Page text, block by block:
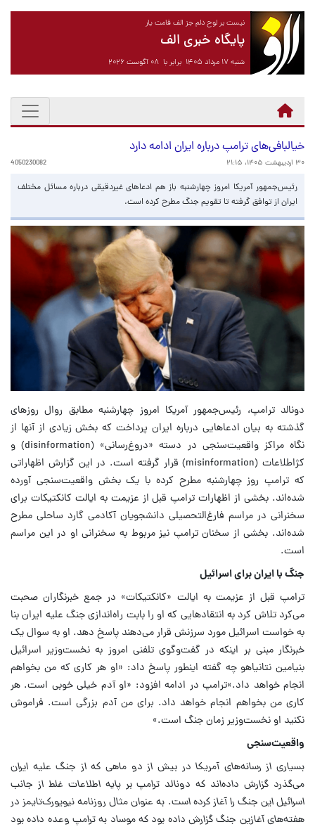
نیست بر لوح دلم جز الف قامت یار
پایگاه خبری الف
شنبه ۱۷ مرداد ۱۴۰۵ برابر با ۰۸ آگوست ۲۰۲۶
خیالبافی‌های ترامپ درباره ایران ادامه دارد
۳۰ اردیبهشت ۱۴۰۵، ۲۱:۱۵ 4050230082
رئیس‌جمهور آمریکا امروز چهارشنبه باز هم ادعاهای غیردقیقی درباره مسائل مختلف
ایران از توافق گرفته تا تقویم جنگ مطرح کرده است.
دونالد ترامپ، رئیس‌جمهور آمریکا امروز چهارشنبه مطابق روال روزهای
گذشته به بیان ادعاهایی درباره ایران پرداخت که بخش زیادی از آنها از
نگاه مراکز واقعیت‌سنجی در دسته «دروغ‌رسانی» (disinformation) و
کژاطلاعات (misinformation) قرار گرفته است.
در این گزارش اظهاراتی
که ترامپ روز چهارشنبه مطرح کرده با یک بخش واقعیت‌سنجی آورده‌
شده‌اند. بخشی از اظهارات ترامپ قبل از عزیمت به ایالت کانکتیکات برای
سخنرانی در مراسم فارغ‌التحصیلی دانشجویان آکادمی گارد ساحلی مطرح
شده‌اند. بخشی از سخنان ترامپ نیز مربوط به سخنرانی او در این مراسم
است.
جنگ با ایران برای اسرائیل
ترامپ قبل از عزیمت به ایالت «کانکتیکات» در جمع خبرنگاران صحبت
می‌کرد تلاش‌ کرد به انتقادهایی که او را بابت راه‌اندازی جنگ علیه ایران بنا
به خواست اسرائیل مورد سرزنش قرار می‌دهند پاسخ دهد. او به سوال یک
خبرنگار مبنی بر اینکه در گفت‌وگوی تلفنی امروز به نخست‌وزیر اسرائیل
بنیامین نتانیاهو چه گفته اینطور پاسخ داد: «او هر کاری که من بخواهم
انجام خواهد داد.»ترامپ در ادامه افزود: «او آدم خیلی خوبی است. هر
کاری من بخواهم انجام خواهد داد. برای من آدم بزرگی است. فراموش
نکنید او نخست‌وزیر زمان جنگ است.»
واقعیت‌سنجی
بسیاری از رسانه‌های آمریکا در بیش از دو ماهی که از جنگ علیه ایران
می‌گذرد گزارش داده‌اند که دونالد ترامپ بر پایه اطلاعات غلط از جانب
اسرائیل این جنگ را آغاز کرده است. به عنوان مثال روزنامه نیویورک‌تایمز در
هفته‌های آغازین جنگ گزارش داده بود که موساد به ترامپ وعده داده بود